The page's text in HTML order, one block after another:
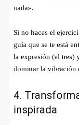
nada».
Si no haces el
guía que se te está
la expresión (el tres)
dominar la vibración
4.
inspirada